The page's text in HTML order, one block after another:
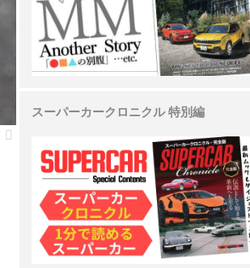
スーパーカークロニクル 特別編